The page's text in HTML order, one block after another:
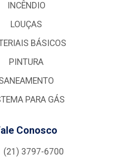
INCÊNDIO
LOUÇAS
BÁSICOS
PINTURA
PARA GÁS
Conosco
(21) 3797-6700